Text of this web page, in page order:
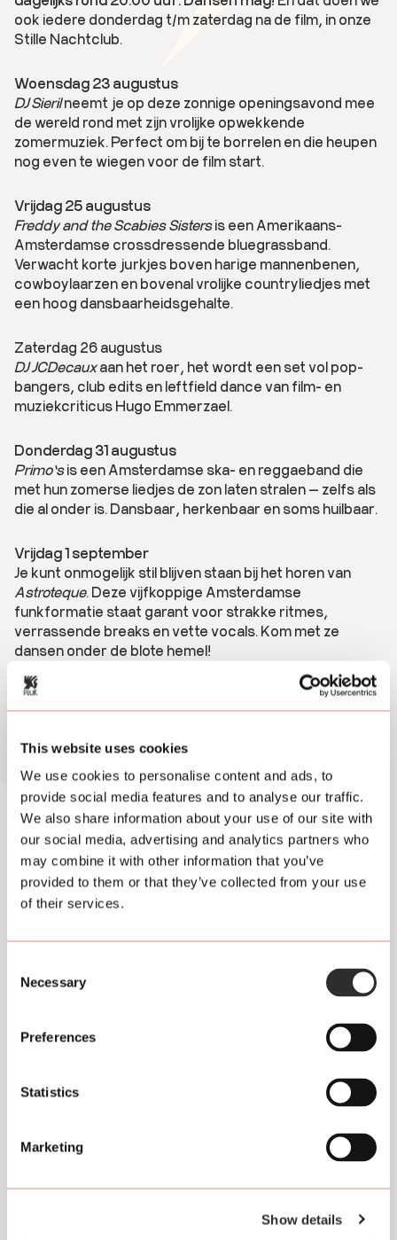
This website uses cookies
We use cookies to personalise content and ads, to
provide social media features and to analyse our traffic.
We also share information about your use of our site with
our social media, advertising and analytics partners who
may combine it with other information that you’ve
provided to them or that they’ve collected from your use
of their services.
Selection
Necessary
Preferences
Statistics
Marketing
Show details
ook iedere donderdag t/m zaterdag na de film, in onze
Stille Nachtclub.
Woensdag 23 augustus
DJ Sierilneemt je op deze zonnige openingsavond mee
de wereld rond met zijn vrolijke opwekkende
zomermuziek. Perfect om bij te borrelen en die heupen
nog even te wiegen voor de film start.
Vrijdag 25 augustus
Freddy and the Scabies Sistersis een Amerikaans-
Amsterdamse crossdressende bluegrassband.
Verwacht korte jurkjes boven harige mannenbenen,
cowboylaarzen en bovenal vrolijke countryliedjes met
een hoog dansbaarheidsgehalte.
Zaterdag 26 augustus
DJ JCDecauxaan het roer, het wordt een set vol pop-
bangers, club edits en leftfield dance van film- en
muziekcriticus Hugo Emmerzael.
Donderdag 31 augustus
Primo’sis een Amsterdamse ska- en reggaeband die
met hun zomerse liedjes de zon laten stralen — zelfs als
die al onder is. Dansbaar, herkenbaar en soms huilbaar.
Vrijdag 1 september
Je kunt onmogelijk stil blijven staan bij het horen van
Astroteque. Deze vijfkoppige Amsterdamse
funkformatie staat garant voor strakke ritmes,
verrassende breaks en vette vocals. Kom met ze
dansen onder de blote hemel!
Zaterdag 2 september
Rik Tandraait deze laatste Plukavond van 2023 extra
draad: disco invloeden. Verwacht high life disco uit
Nigeria, soca uit Brazilië en zouk van de Kaapverdische
kust!
Het festivalterrein met kunstprogramma, bar en terras is
gratis toegankelijk en opent dagelijks om 18.00 uur. Muziek
start om 20.15 uur, filmprogramma rond 21.15 /21.30 uur.